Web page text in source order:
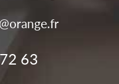
63